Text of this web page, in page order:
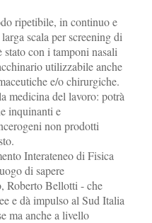
ripetibile, in continuo e
scala per screening di
stato con i tamponi nasali
utilizzabile anche
e/o chirurgiche.
medicina del lavoro: potrà
inquinanti e
non prodotti
Interateneo di Fisica
di sapere
Roberto Bellotti - che
e dà impulso al Sud Italia
ma anche a livello